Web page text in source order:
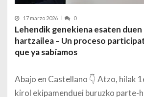
17 marzo 2026 0
Lehendik genekiena esaten
hartzailea – Un proceso
que ya sabíamos
Abajo en Castellano 👇 Atzo, hilak
kirol ekipamenduei buruzko parte-